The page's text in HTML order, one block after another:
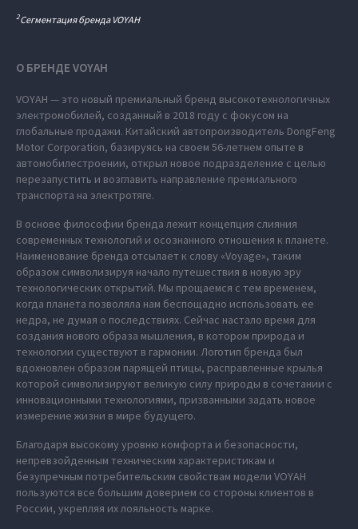
2Сегментация бренда VOYAH
О БРЕНДЕ VOYAH
VOYAH — это новый премиальный бренд высокотехнологичных
электромобилей, созданный в 2018 году с фокусом на
глобальные продажи. Китайский автопроизводитель DongFeng
Motor Corporation, базируясь на своем 56-летнем опыте в
автомобилестроении, открыл новое подразделение с целью
перезапустить и возглавить направление премиального
транспорта на электротяге.
В основе философии бренда лежит концепция слияния
современных технологий и осознанного отношения к планете.
Наименование бренда отсылает к слову «Voyage», таким
образом символизируя начало путешествия в новую эру
технологических открытий. Мы прощаемся с тем временем,
когда планета позволяла нам беспощадно использовать ее
недра, не думая о последствиях. Сейчас настало время для
создания нового образа мышления, в котором природа и
технологии существуют в гармонии. Логотип бренда был
вдохновлен образом парящей птицы, расправленные крылья
которой символизируют великую силу природы в сочетании с
инновационными технологиями, призванными задать новое
измерение жизни в мире будущего.
Благодаря высокому уровню комфорта и безопасности,
непревзойденным техническим характеристикам и
безупречным потребительским свойствам модели VOYAH
пользуются все большим доверием со стороны клиентов в
России, укрепляя их лояльность марке.